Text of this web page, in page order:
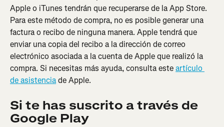
Apple o iTunes tendrán que recuperarse de la App Store.
Para este método de compra, no es posible generar una
factura o recibo de ninguna manera. Apple tendrá que
enviar una copia del recibo a la dirección de correo
electrónico asociada a la cuenta de Apple que realizó la
compra. Si necesitas más ayuda, consulta este artículo
de asistencia de Apple.
Si te has suscrito a través de
Google Play